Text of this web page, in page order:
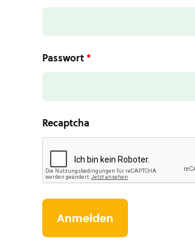
Passwort *
Recaptcha